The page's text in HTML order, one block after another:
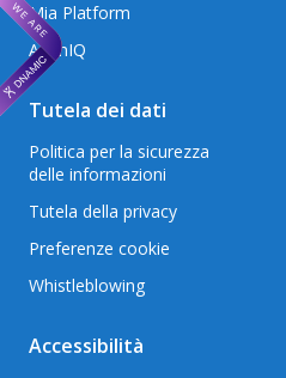
Mia Platform
AxonIQ
Tutela dei dati
Politica per la sicurezza
delle informazioni
Tutela della privacy
Preferenze cookie
Whistleblowing
Accessibilità